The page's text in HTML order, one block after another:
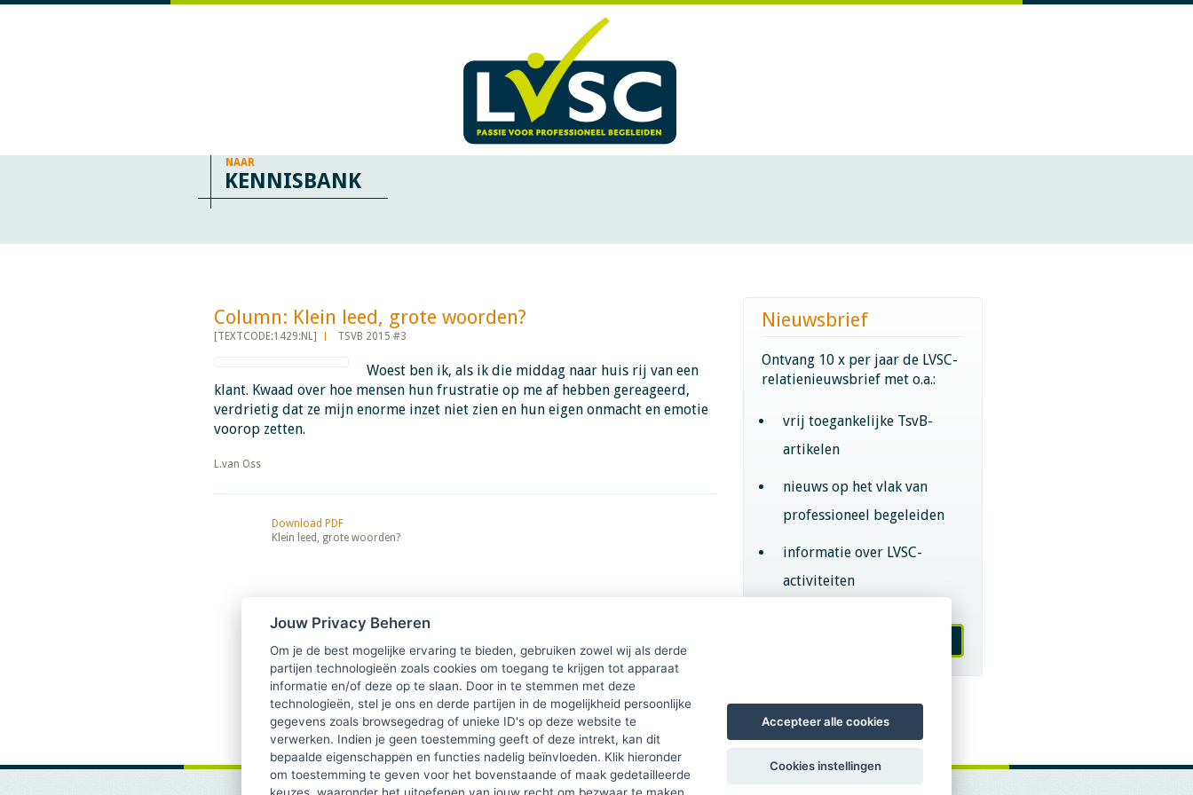
NAAR
KENNISBANK
Column: Klein leed, grote woorden?​​​​​​
[TEXTCODE:1429:NL] TSVB 2015 #3
Woest ben ik, als ik die middag naar huis rij van een
klant. Kwaad over hoe mensen hun frustratie op me af hebben gereageerd,
verdrietig dat ze mijn enorme inzet niet zien en hun eigen onmacht en emotie
voorop zetten.
​​​​​​​L.van Oss
Download PDF
Klein leed, grote woorden?
Nieuwsbrief
Ontvang 10 x per jaar de LVSC-
relatienieuwsbrief met o.a.:
vrij toegankelijke TsvB-
artikelen
nieuws op het vlak van
professioneel begeleiden
informatie over LVSC-
activiteiten
Jouw Privacy Beheren
Om je de best mogelijke ervaring te bieden, gebruiken zowel wij als derde
partijen technologieën zoals cookies om toegang te krijgen tot apparaat
informatie en/of deze op te slaan. Door in te stemmen met deze
technologieën, stel je ons en derde partijen in de mogelijkheid persoonlijke
gegevens zoals browsegedrag of unieke ID's op deze website te
verwerken. Indien je geen toestemming geeft of deze intrekt, kan dit
bepaalde eigenschappen en functies nadelig beïnvloeden. Klik hieronder
om toestemming te geven voor het bovenstaande of maak gedetailleerde
Accepteer alle cookies
Cookies instellingen